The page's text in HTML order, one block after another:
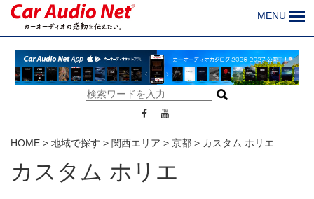
MENU
HOME > 地域で探す > 関西エリア > 京都 > カスタム ホリエ
カスタム ホリエ